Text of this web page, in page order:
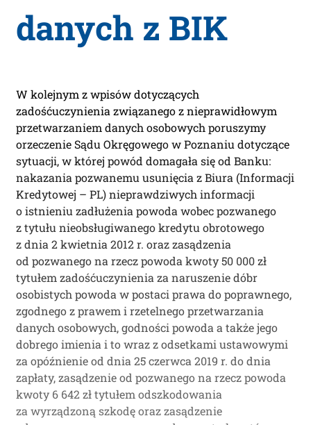
danych z BIK
W kolejnym z wpisów dotyczących
zadośćuczynienia związanego z nieprawidłowym
przetwarzaniem danych osobowych poruszymy
orzeczenie Sądu Okręgowego w Poznaniu dotyczące
sytuacji, w której powód domagała się od Banku:
nakazania pozwanemu usunięcia z Biura (Informacji
Kredytowej – PL) nieprawdziwych informacji
o istnieniu zadłużenia powoda wobec pozwanego
z tytułu nieobsługiwanego kredytu obrotowego
z dnia 2 kwietnia 2012 r. oraz zasądzenia
od pozwanego na rzecz powoda kwoty 50 000 zł
tytułem zadośćuczynienia za naruszenie dóbr
osobistych powoda w postaci prawa do poprawnego,
zgodnego z prawem i rzetelnego przetwarzania
danych osobowych, godności powoda a także jego
dobrego imienia i to wraz z odsetkami ustawowymi
za opóźnienie od dnia 25 czerwca 2019 r. do dnia
zapłaty, zasądzenie od pozwanego na rzecz powoda
kwoty 6 642 zł tytułem odszkodowania
za wyrządzoną szkodę oraz zasądzenie